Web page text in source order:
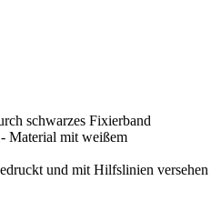
schwarzes Fixierband
Material mit weißem
und mit Hilfslinien versehen